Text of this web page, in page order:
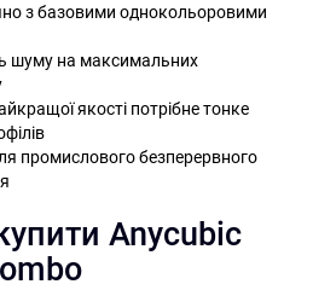
з базовими однокольоровими
шуму на максимальних
якості потрібне тонке
промислового безперервного
Anycubic